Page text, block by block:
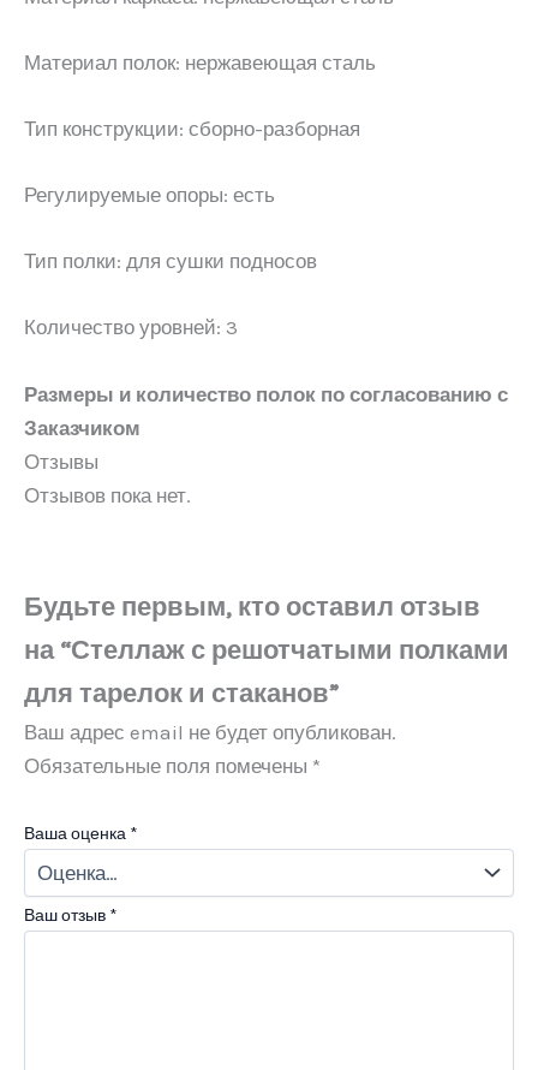
Материал полок: нержавеющая сталь
Тип конструкции: сборно-разборная
Регулируемые опоры: есть
Тип полки: для сушки подносов
Количество уровней: 3
Размеры и количество полок по согласованию с
Заказчиком
Отзывы
Отзывов пока нет.
Будьте первым, кто оставил отзыв
на “Стеллаж с решотчатыми полками
для тарелок и стаканов”
Ваш адрес email не будет опубликован.
Обязательные поля помечены *
Ваша оценка *
Ваш отзыв *